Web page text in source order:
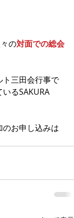
の対面での総会
三田会行事で
るSAKURA
お申し込みは